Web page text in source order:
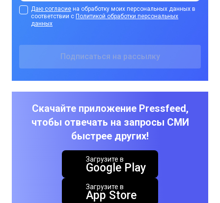
Даю согласие на обработку моих персональных данных в
соответствии с Политикой обработки персональных
данных
Скачайте приложение Pressfeed,
чтобы отвечать на запросы СМИ
быстрее других!
Загрузите в
Google Play
Загрузите в
App Store